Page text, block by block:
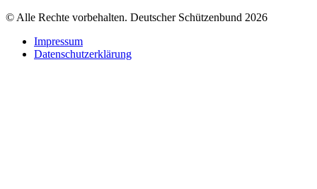
© Alle Rechte vorbehalten. Deutscher Schützenbund 2026
Impressum
Datenschutzerklärung